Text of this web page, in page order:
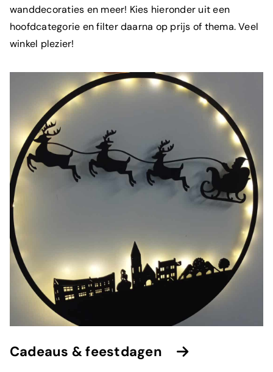
wanddecoraties en meer! Kies hieronder uit een
hoofdcategorie en filter daarna op prijs of thema. Veel
winkel plezier!
Cadeaus & feestdagen